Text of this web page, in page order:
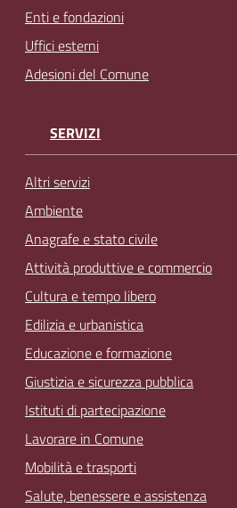
Enti e fondazioni
Uffici esterni
Adesioni del Comune
SERVIZI
Altri servizi
Ambiente
Anagrafe e stato civile
Attività produttive e commercio
Cultura e tempo libero
Edilizia e urbanistica
Educazione e formazione
Giustizia e sicurezza pubblica
Istituti di partecipazione
Lavorare in Comune
Mobilità e trasporti
Salute, benessere e assistenza